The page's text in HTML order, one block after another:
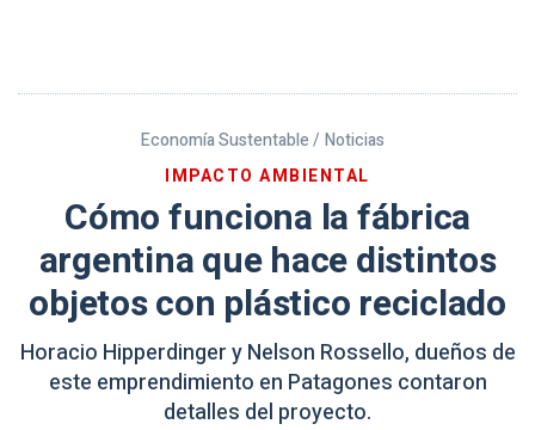
Economía Sustentable / Noticias
IMPACTO AMBIENTAL
Cómo funciona la fábrica
argentina que hace distintos
objetos con plástico reciclado
Horacio Hipperdinger y Nelson Rossello, dueños de
este emprendimiento en Patagones contaron
detalles del proyecto.